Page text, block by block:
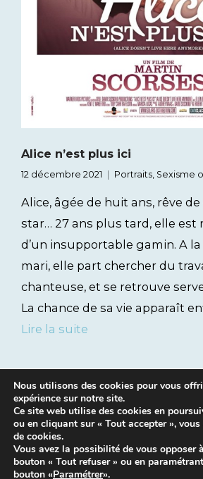
Alice n’est plus ici
12 décembre 2021 Portraits, Sexisme
Alice, âgée de huit ans, rêve
star… 27 ans plus tard, elle est
d’un insupportable gamin. A
mari, elle part chercher du
chanteuse, et se retrouve
La chance de sa vie apparaît
Lire la suite
Mentions légales
Nous utilisons des cookies pour vous
expérience sur notre site.
Ce site web utilise des cookies en
ou en cliquant sur « Tout accepter »,
de cookies.
Vous avez la possibilité de vous opposer
bouton « Tout refuser » ou en
bouton «Paramétrer».